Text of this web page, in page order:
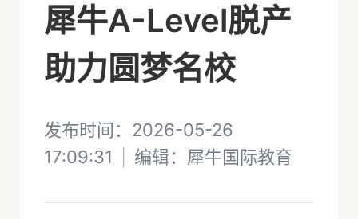
犀牛A-Level脱产
助力圆梦名校
发布时间：2026-05-26
17:09:31
编辑： 犀牛国际教育